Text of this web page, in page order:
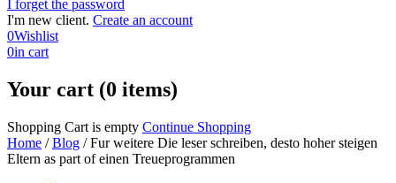
I forget the password
I'm new client. Create an account
0Wishlist
0in cart
Your cart (0 items)
Shopping Cart is empty Continue Shopping
Home / Blog / Fur weitere Die leser schreiben, desto hoher steigen
Eltern as part of einen Treueprogrammen